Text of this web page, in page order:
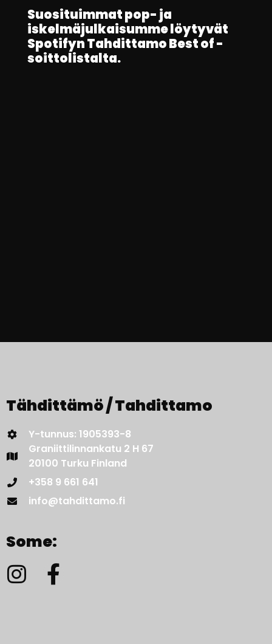
Suosituimmat pop- ja
iskelmäjulkaisumme löytyvät
Spotifyn Tahdittamo Best of -
soittolistalta.
Tähdittämö / Tahdittamo
Y-tunnus: 1905393-8
Graniittilinnankatu 2 H 67
20100 Turku Finland
+358 9 661 641
info@tahdittamo.fi
Some: